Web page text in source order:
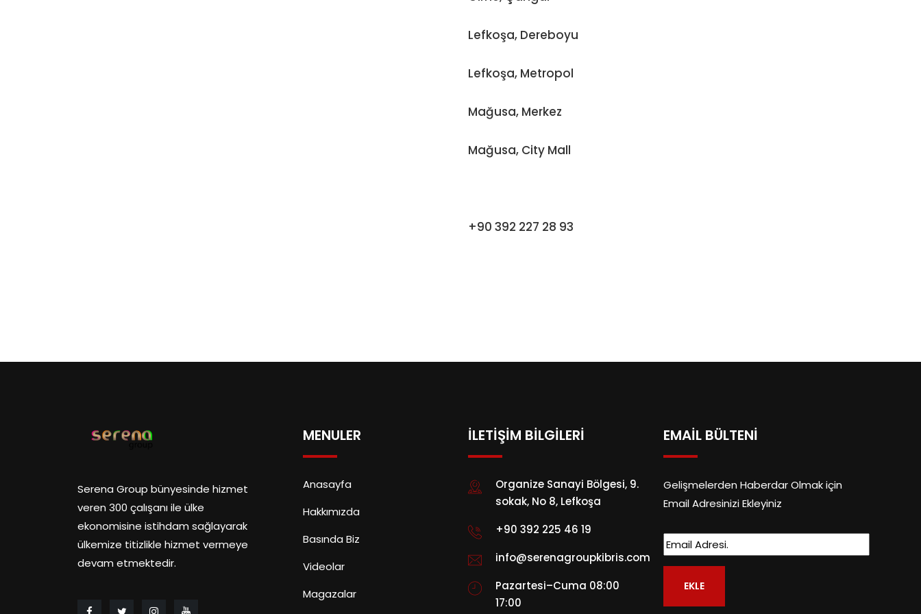
Lefkoşa, Dereboyu
Lefkoşa, Metropol
Mağusa, Merkez
Mağusa, City Mall
+90 392 227 28 93
Serena Group bünyesinde hizmet
veren 300 çalışanı ile ülke
ekonomisine istihdam sağlayarak
ülkemize titizlikle hizmet vermeye
devam etmektedir.
MENULER
Anasayfa
Hakkımızda
Basında Biz
Videolar
Magazalar
İLETİŞİM BİLGİLERİ
Organize Sanayi Bölgesi, 9.
sokak, No 8, Lefkoşa
+90 392 225 46 19
info@serenagroupkibris.com
Pazartesi–Cuma 08:00
17:00
EMAİL BÜLTENİ
Gelişmelerden Haberdar Olmak için
Email Adresinizi Ekleyiniz